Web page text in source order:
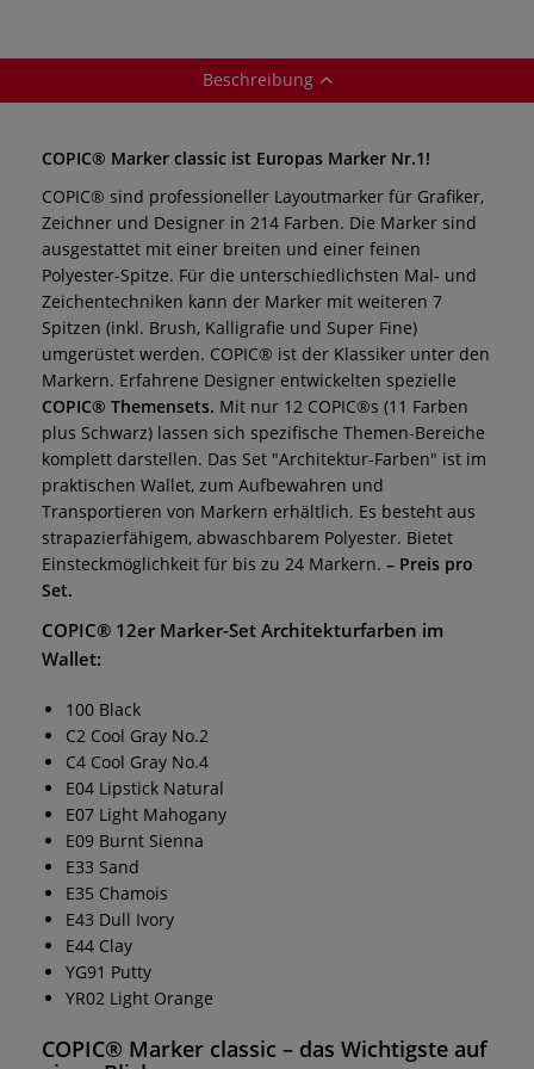
Beschreibung
COPIC® Marker classic ist Europas Marker Nr.1!
COPIC® sind professioneller Layoutmarker für Grafiker,
Zeichner und Designer in 214 Farben. Die Marker sind
ausgestattet mit einer breiten und einer feinen
Polyester-Spitze. Für die unterschiedlichsten Mal- und
Zeichentechniken kann der Marker mit weiteren 7
Spitzen (inkl. Brush, Kalligrafie und Super Fine)
umgerüstet werden. COPIC® ist der Klassiker unter den
Markern. Erfahrene Designer entwickelten spezielle
COPIC® Themensets. Mit nur 12 COPIC®s (11 Farben
plus Schwarz) lassen sich spezifische Themen-Bereiche
komplett darstellen. Das Set "Architektur-Farben" ist im
praktischen Wallet, zum Aufbewahren und
Transportieren von Markern erhältlich. Es besteht aus
strapazierfähigem, abwaschbarem Polyester. Bietet
Einsteckmöglichkeit für bis zu 24 Markern. – Preis pro
Set.
COPIC® 12er Marker-Set Architekturfarben im
Wallet:
100 Black
C2 Cool Gray No.2
C4 Cool Gray No.4
E04 Lipstick Natural
E07 Light Mahogany
E09 Burnt Sienna
E33 Sand
E35 Chamois
E43 Dull Ivory
E44 Clay
YG91 Putty
YR02 Light Orange
COPIC® Marker classic – das Wichtigste auf